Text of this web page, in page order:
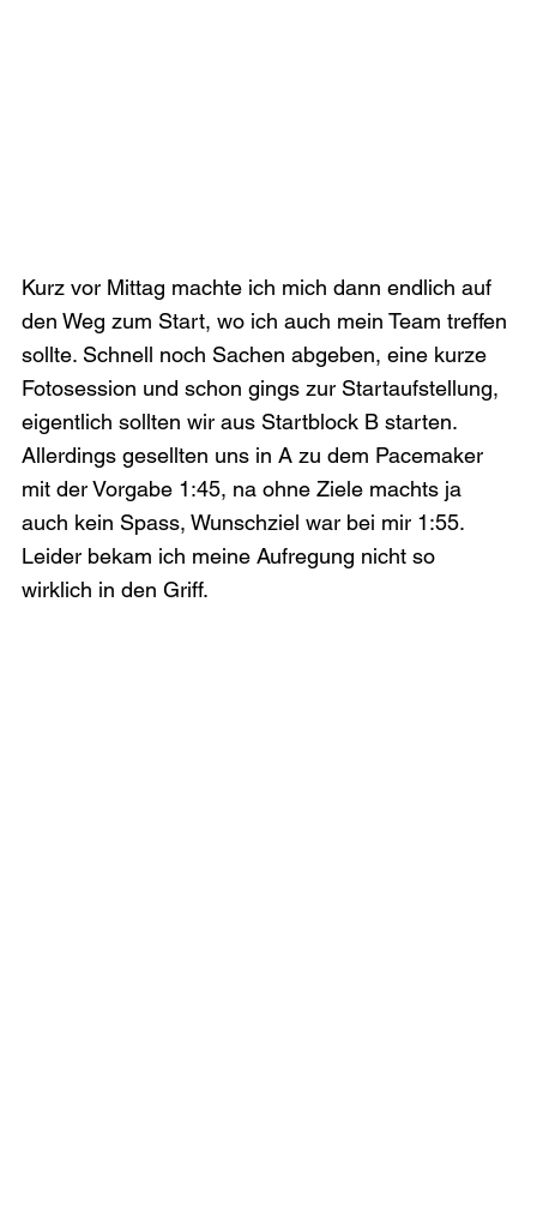
Kurz vor Mittag machte ich mich dann endlich auf
den Weg zum Start, wo ich auch mein Team treffen
sollte. Schnell noch Sachen abgeben, eine kurze
Fotosession und schon gings zur Startaufstellung,
eigentlich sollten wir aus Startblock B starten.
Allerdings gesellten uns in A zu dem Pacemaker
mit der Vorgabe 1:45, na ohne Ziele machts ja
auch kein Spass, Wunschziel war bei mir 1:55.
Leider bekam ich meine Aufregung nicht so
wirklich in den Griff.